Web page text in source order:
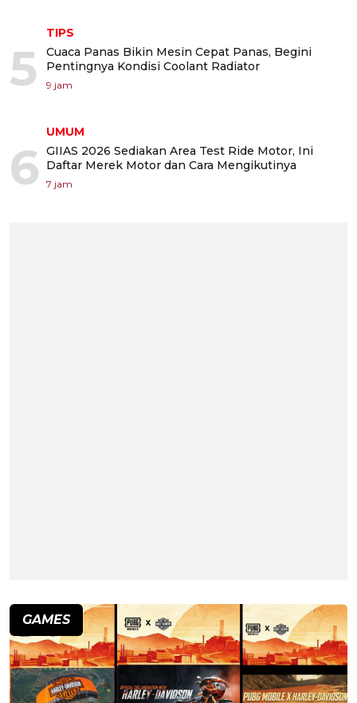
5
TIPS
Cuaca Panas Bikin Mesin Cepat Panas, Begini
Pentingnya Kondisi Coolant Radiator
9 jam
6
UMUM
GIIAS 2026 Sediakan Area Test Ride Motor, Ini
Daftar Merek Motor dan Cara Mengikutinya
7 jam
GAMES